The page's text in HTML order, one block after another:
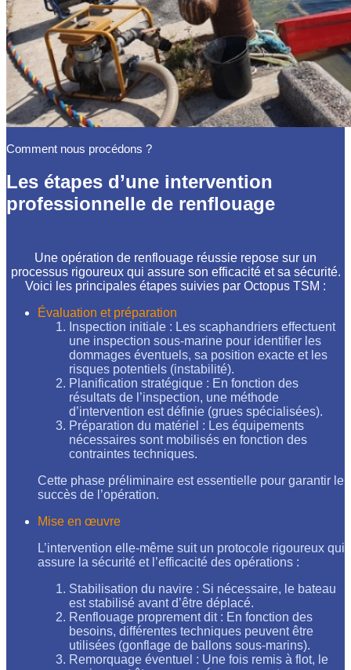
Comment nous procédons ?
Les étapes d’une intervention
professionnelle de renflouage
Une opération de renflouage réussie repose sur un
processus rigoureux qui assure son efficacité et sa sécurité.
Voici les principales étapes suivies par Octopus TSM :
Évaluation et préparation
Inspection initiale : Les scaphandriers effectuent
une inspection sous-marine pour identifier les
dommages éventuels, sa position exacte et les
risques potentiels (instabilité).
Planification stratégique : En fonction des
résultats de l’inspection, une méthode
d’intervention est définie (grues spécialisées).
Préparation du matériel : Les équipements
nécessaires sont mobilisés en fonction des
contraintes techniques.
Cette phase préliminaire est essentielle pour garantir le
succès de l’opération.
Mise en œuvre
L’intervention elle-même suit un protocole rigoureux qui
assure la sécurité et l’efficacité des opérations :
Stabilisation du navire : Si nécessaire, le bateau
est stabilisé avant d’être déplacé.
Renflouage proprement dit : En fonction des
besoins, différentes techniques peuvent être
utilisées (gonflage de ballons sous-marins).
Remorquage éventuel : Une fois remis à flot, le